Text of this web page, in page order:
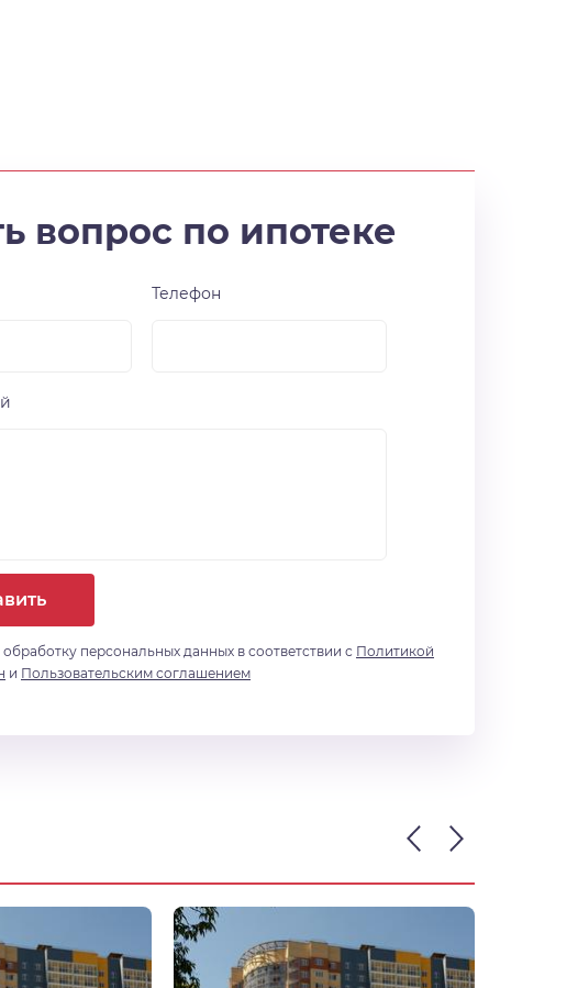
вопрос по ипотеке
Телефон
персональных данных в соответствии с Политикой
и Пользовательским соглашением